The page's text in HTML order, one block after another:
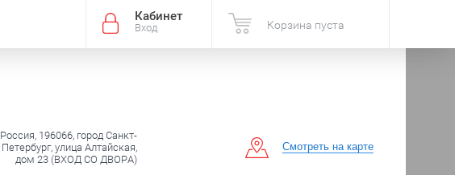
Кабинет
Вход Корзина пуста
Россия, 196066, город Санкт-
Петербург, улица Алтайская,
дом 23 (ВХОД СО ДВОРА)
Смотреть на карте